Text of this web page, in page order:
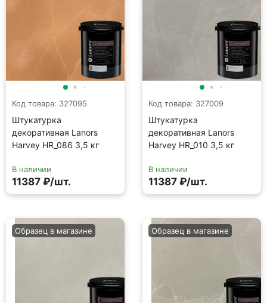
Код товара: 327095
Штукатурка
декоративная Lanors
Harvey HR_086 3,5 кг
В наличии
11387 ₽/шт.
Код товара: 327009
Штукатурка
декоративная Lanors
Harvey HR_010 3,5 кг
В наличии
11387 ₽/шт.
Образец в магазине Образец в магазине